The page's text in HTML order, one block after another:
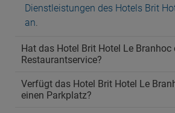
Dienstleistungen des Hotels Brit
an.
Hat das Hotel Brit Hotel Le Branhoc
Restaurantservice?
Verfügt das Hotel Brit Hotel Le
einen Parkplatz?